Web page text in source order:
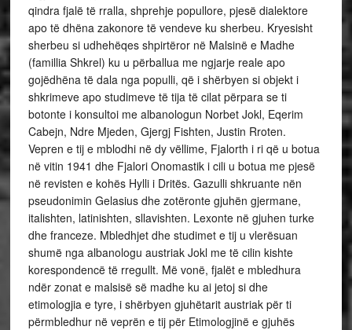
qindra fjalë të rralla, shprehje popullore, pjesë dialektore
apo të dhëna zakonore të vendeve ku sherbeu. Kryesisht
sherbeu si udhehëqes shpirtëror në Malsinë e Madhe
(famillia Shkrel) ku u përballua me ngjarje reale apo
gojëdhëna të dala nga populli, që i shërbyen si objekt i
shkrimeve apo studimeve të tija të cilat përpara se ti
botonte i konsultoi me albanologun Norbet Jokl, Eqerim
Cabejn, Ndre Mjeden, Gjergj Fishten, Justin Rroten.
Vepren e tij e mblodhi në dy vëllime, Fjalorth i ri që u botua
në vitin 1941 dhe Fjalori Onomastik i cili u botua me pjesë
në revisten e kohës Hylli i Dritës. Gazulli shkruante nën
pseudonimin Gelasius dhe zotëronte gjuhën gjermane,
italishten, latinishten, sllavishten. Lexonte në gjuhen turke
dhe franceze. Mbledhjet dhe studimet e tij u vlerësuan
shumë nga albanologu austriak Jokl me të cilin kishte
korespondencë të rregullt. Më vonë, fjalët e mbledhura
ndër zonat e malsisë së madhe ku ai jetoj si dhe
etimologjia e tyre, i shërbyen gjuhëtarit austriak për ti
përmbledhur në veprën e tij për Etimologjinë e gjuhës